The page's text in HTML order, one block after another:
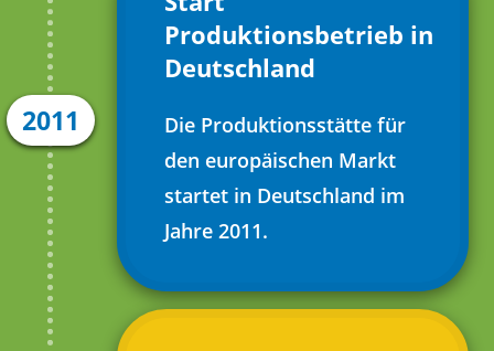
2011
Produktionsbetrieb in
Deutschland
Die Produktionsstätte für
den europäischen Markt
startet in Deutschland im
Jahre 2011.